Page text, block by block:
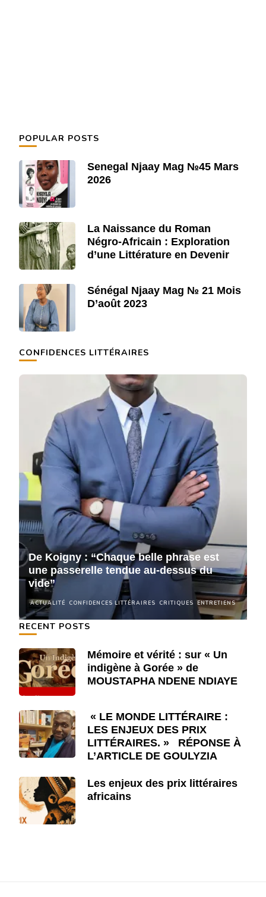
POPULAR POSTS
Senegal Njaay Mag №45 Mars
2026
La Naissance du Roman
Négro-Africain : Exploration
d’une Littérature en Devenir
Sénégal Njaay Mag № 21 Mois
D’août 2023
CONFIDENCES LITTÉRAIRES
ACTUALITÉ CONFIDENCES LITTÉRAIRES CRITIQUES ENTRETIENS
De Koigny : “Chaque belle phrase est
une passerelle tendue au-dessus du
vide”
RECENT POSTS
Mémoire et vérité : sur « Un
indigène à Gorée » de
MOUSTAPHA NDENE NDIAYE
« LE MONDE LITTÉRAIRE :
LES ENJEUX DES PRIX
LITTÉRAIRES. » RÉPONSE À
L’ARTICLE DE GOULYZIA
Les enjeux des prix littéraires
africains